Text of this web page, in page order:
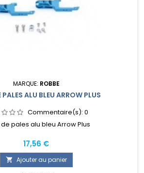
MARQUE: ROBBE
PALES ALU BLEU ARROW PLUS
Commentaire(s): 0
pales alu bleu Arrow Plus
Prix
17,56 €
 Ajouter au panier